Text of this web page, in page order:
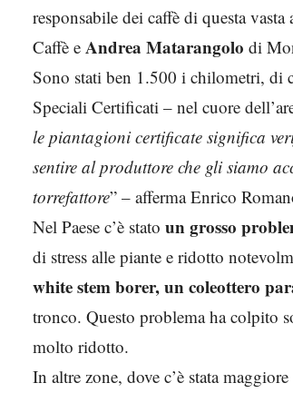
responsabile dei caffè di questa vasta
Caffè e Andrea Matarangolo di
Sono stati ben 1.500 i chilometri, di
Speciali Certificati – nel cuore
le piantagioni certificate significa
sentire al produttore che gli siamo
torrefattore” – afferma Enrico
Nel Paese c’è stato un grosso
di stress alle piante e ridotto
white stem borer, un coleottero
tronco. Questo problema ha colpito
molto ridotto.
In altre zone, dove c’è stata